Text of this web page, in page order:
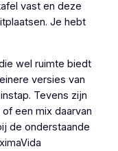
vast en deze
Je hebt
wel ruimte biedt
versies van
Tevens zijn
een mix daarvan
de onderstaande